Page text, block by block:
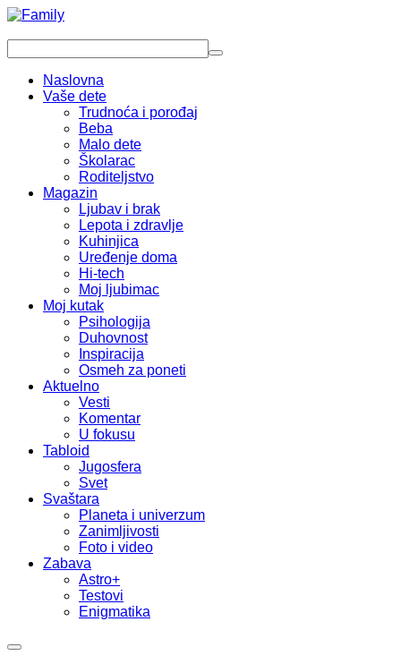
Naslovna
Vaše dete
Trudnoća i porođaj
Beba
Malo dete
Školarac
Roditeljstvo
Magazin
Ljubav i brak
Lepota i zdravlje
Kuhinjica
Uređenje doma
Hi-tech
Moj ljubimac
Moj kutak
Psihologija
Duhovnost
Inspiracija
Osmeh za poneti
Aktuelno
Vesti
Komentar
U fokusu
Tabloid
Jugosfera
Svet
Svaštara
Planeta i univerzum
Zanimljivosti
Foto i video
Zabava
Astro+
Testovi
Enigmatika